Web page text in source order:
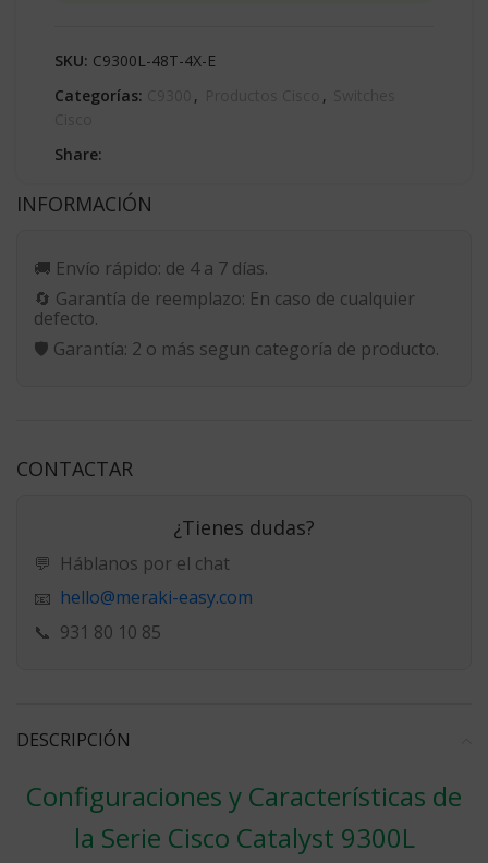
SKU: C9300L-48T-4X-E
Categorías:
, ,
Share:
INFORMACIÓN
🚚 Envío rápido: de 4 a 7 días.
🔄 Garantía de reemplazo: En caso de cualquier
defecto.
🛡️ Garantía: 2 o más segun categoría de producto.
CONTACTAR
¿Tienes dudas?
💬 Háblanos por el chat
📧 hello@meraki-easy.com
📞 931 80 10 85
DESCRIPCIÓN
Configuraciones y Características de
la Serie Cisco Catalyst 9300L